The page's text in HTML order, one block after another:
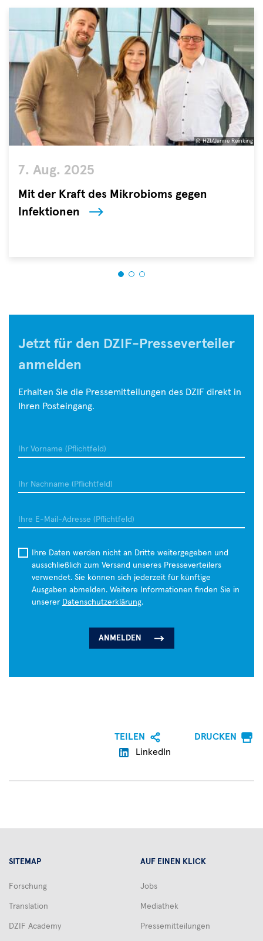
HZI/Janne
Reinking
© HZI/Janne Reinking
7. Aug. 2025
Mit der Kraft des Mikrobioms gegen
Infektionen
zur
bei,
auch
ein
Infektionen.
am
für
(HZI)
Jetzt für den DZIF-Presseverteiler
anmelden
Erhalten Sie die Pressemitteilungen des DZIF direkt in
Ihren Posteingang.
Ihr
Ihr
Ihre
Mail-
Adresse
Ihre Daten werden nicht an Dritte weitergegeben und
ausschließlich zum Versand unseres Presseverteilers
verwendet. Sie können sich jederzeit für künftige
Ausgaben abmelden. Weitere Informationen finden Sie in
unserer Datenschutzerklärung.
TEILEN
LinkedIn
DRUCKEN
SITEMAP
Forschung
Translation
DZIF Academy
AUF EINEN KLICK
Jobs
Mediathek
Pressemitteilungen